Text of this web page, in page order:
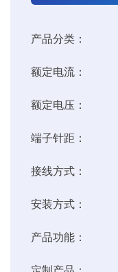
产品分类：
额定电流：
额定电压：
端子针距：
接线方式：
安装方式：
产品功能：